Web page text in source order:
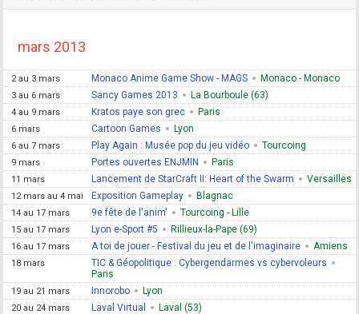
mars 2013
2 au 3 mars Monaco Anime Game Show - MAGS Monaco - Monaco
3 au 6 mars Sancy Games 2013 La Bourboule (63)
4 au 9 mars Kratos paye son grec Paris
6 mars Cartoon Games Lyon
6 au 7 mars Play Again : Musée pop du jeu vidéo Tourcoing
9 mars Portes ouvertes ENJMIN Paris
11 mars Lancement de StarCraft II: Heart of the Swarm Versailles
12 mars au 4 mai Exposition Gameplay Blagnac
14 au 17 mars 9e fête de l'anim' Tourcoing - Lille
15 au 17 mars Lyon e-Sport #5 Rillieux-la-Pape (69)
16 au 17 mars A toi de jouer - Festival du jeu et de l'imaginaire Amiens
18 mars
TIC & Géopolitique : Cybergendarmes vs cybervoleurs
Paris
19 au 21 mars Innorobo Lyon
20 au 24 mars Laval Virtual Laval (53)